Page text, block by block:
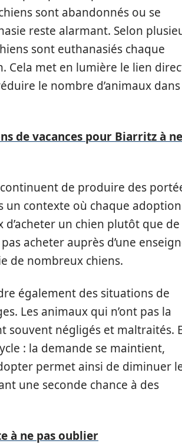
sont abandonnés ou se
reste alarmant. Selon
sont euthanasiés chaque
Cela met en lumière le lien
le nombre d’animaux
de vacances pour Biarritz à ne
de produire des
un contexte où chaque adoption
un chien plutôt que de
acheter auprès d’une
de nombreux chiens.
également des situations de
Les animaux qui n’ont pas la
souvent négligés et maltraités.
: la demande se maintient,
permet ainsi de diminuer
une seconde chance à des
à ne pas oublier